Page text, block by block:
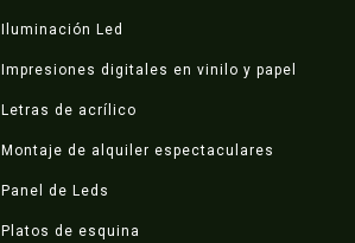
Iluminación Led
Impresiones digitales en vinilo y papel
Letras de acrílico
Montaje de alquiler espectaculares
Panel de Leds
Platos de esquina